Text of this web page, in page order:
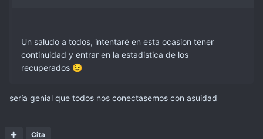
Un saludo a todos, intentaré en esta ocasion tener
continuidad y entrar en la estadistica de los
recuperados 😉
sería genial que todos nos conectasemos con asuidad
Cita